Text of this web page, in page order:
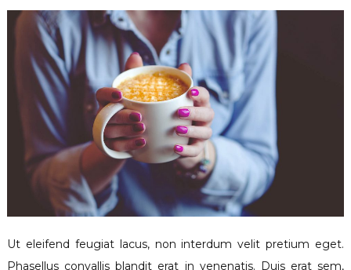
Ut eleifend feugiat lacus, non interdum velit pretium eget.
Phasellus convallis blandit erat in venenatis. Duis erat sem,